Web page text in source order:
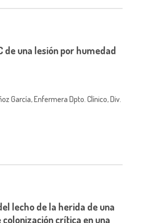
de una lesión por humedad
García, Enfermera Dpto. Clínico, Div.
lecho de la herida de una
crítica en una